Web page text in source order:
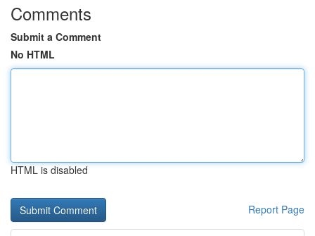
Comments
Submit a Comment
No HTML
HTML is disabled
Report Page